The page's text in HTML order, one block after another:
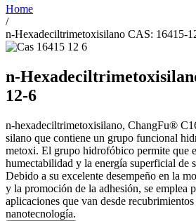
Home
/
n-Hexadeciltrimetoxisilano CAS: 16415-
n-
12-6
n-hexadeciltrimetoxisilano, ChangFu®
silano que contiene un grupo funcional
metoxi. El grupo hidrofóbico permite que
humectabilidad y la energía superficial de
Debido a su excelente desempeño en la
y la promoción de la adhesión, se emplea
aplicaciones que van desde
nanotecnología.